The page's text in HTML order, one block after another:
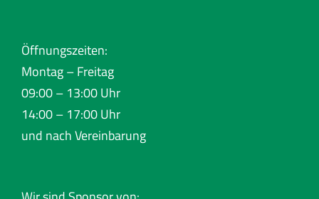
Öffnungszeiten:
Montag – Freitag
09:00 – 13:00 Uhr
14:00 – 17:00 Uhr
und nach Vereinbarung